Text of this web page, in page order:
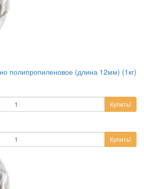
полипропиленовое (длина 12мм) (1кг)
Купить!
Купить!